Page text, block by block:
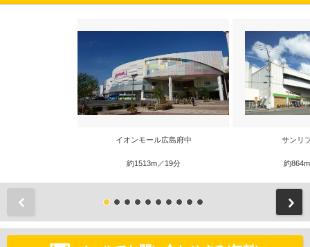
イオンモール広島府中
約1513m／19分
サンリ
約